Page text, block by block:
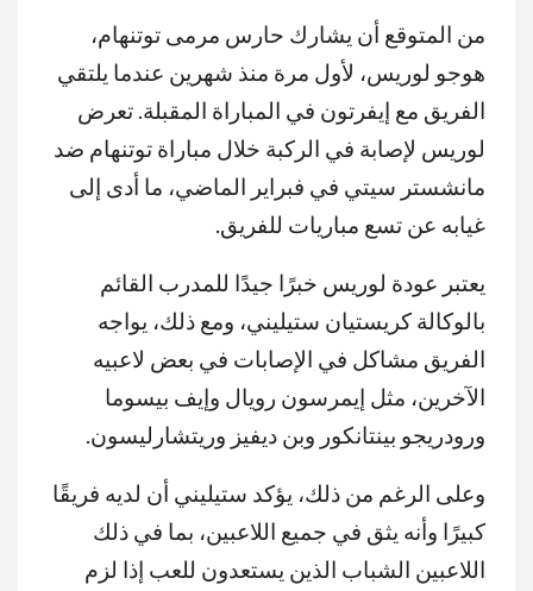
من المتوقع أن يشارك حارس مرمى توتنهام،
هوجو لوريس، لأول مرة منذ شهرين عندما يلتقي
الفريق مع إيفرتون في المباراة المقبلة. تعرض
لوريس لإصابة في الركبة خلال مباراة توتنهام ضد
مانشستر سيتي في فبراير الماضي، ما أدى إلى
غيابه عن تسع مباريات للفريق.
يعتبر عودة لوريس خبرًا جيدًا للمدرب القائم
بالوكالة كريستيان ستيليني، ومع ذلك، يواجه
الفريق مشاكل في الإصابات في بعض لاعبيه
الآخرين، مثل إيمرسون رويال وإيف بيسوما
ورودريجو بينتانكور وبن ديفيز وريتشارليسون.
وعلى الرغم من ذلك، يؤكد ستيليني أن لديه فريقًا
كبيرًا وأنه يثق في جميع اللاعبين، بما في ذلك
اللاعبين الشباب الذين يستعدون للعب إذا لزم